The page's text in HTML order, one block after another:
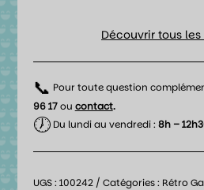
Découvrir tous
📞 Pour toute question
96 17ou contact.
🕖Du lundi au vendredi : 8h –
UGS : 100242 Catégories : Rétro